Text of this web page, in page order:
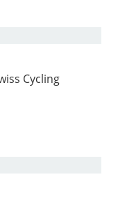
Cycling